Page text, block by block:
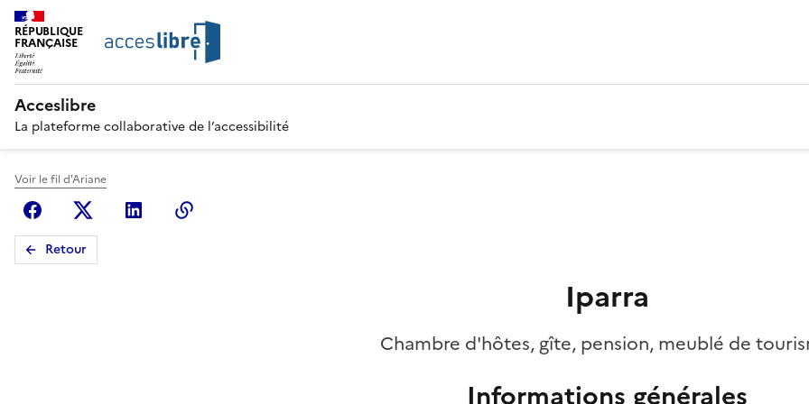
RÉPUBLIQUE
FRANÇAISE
Acceslibre
La plateforme collaborative de l’accessibilité
Voir le fil d'Ariane
FacebookX (anciennement Twitter)
Linkedin
Retour
Iparra
Chambre d'hôtes, gîte, pension, meublé de
Informations générales